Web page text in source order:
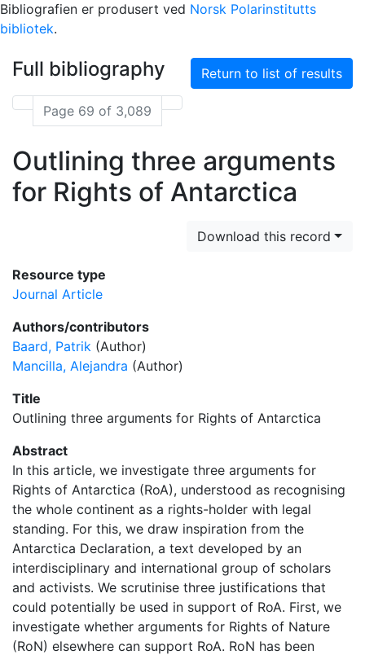
Bibliografien er produsert ved Norsk Polarinstitutts
bibliotek.
Full bibliography Return to list of results
Page 69 of 3,089
Outlining three arguments
for Rights of Antarctica
Download this record
Resource type
Journal Article
Authors/contributors
Baard, Patrik (Author)
Mancilla, Alejandra (Author)
Title
Outlining three arguments for Rights of Antarctica
Abstract
In this article, we investigate three arguments for
Rights of Antarctica (RoA), understood as recognising
the whole continent as a rights-holder with legal
standing. For this, we draw inspiration from the
Antarctica Declaration, a text developed by an
interdisciplinary and international group of scholars
and activists. We scrutinise three justifications that
could potentially be used in support of RoA. First, we
investigate whether arguments for Rights of Nature
(RoN) elsewhere can support RoA. RoN has been